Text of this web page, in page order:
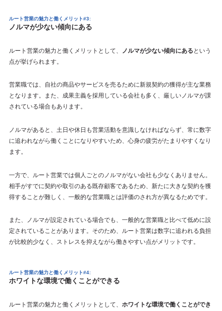
ルート営業の魅力と働くメリット#3:
ノルマが少ない傾向にある
ルート営業の魅力と働くメリットとして、 ノルマが少ない傾向にある という
点が挙げられます。
営業職では、自社の商品やサービスを売るために新規契約の獲得が主な業務
となります。また、成果主義を採用している会社も多く、厳しいノルマが課
されている場合もあります。
ノルマがあると、土日や休日も営業活動を意識しなければならず、常に数字
に追われながら働くことになりやすいため、心身の疲労がたまりやすくなり
ます。
一方で、ルート営業では個人ごとのノルマがない会社も少なくありません。
相手がすでに契約や取引のある既存顧客であるため、新たに大きな契約を獲
得することが難しく、一般的な営業職とは評価のされ方が異なるためです。
また、ノルマが設定されている場合でも、一般的な営業職と比べて低めに設
定されていることがあります。そのため、ルート営業は数字に追われる負担
が比較的少なく、ストレスを抑えながら働きやすい点がメリットです。
ルート営業の魅力と働くメリット#4:
ホワイトな環境で働くことができる
ルート営業の魅力と働くメリットとして、 ホワイトな環境で働くことができ